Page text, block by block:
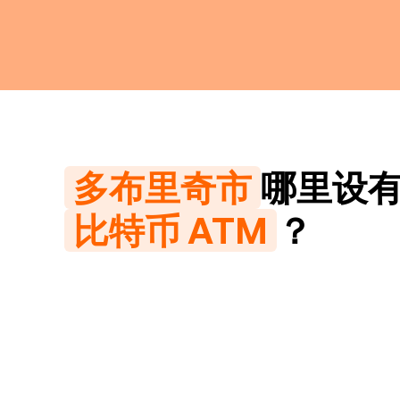
多布里奇市 哪里设
比特币 ATM ？